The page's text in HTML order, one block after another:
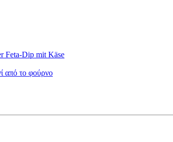
Feta-Dip mit Käse
από το φούρνο